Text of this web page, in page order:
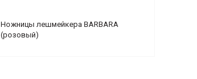
Ножницы лешмейкера BARBARA
(розовый)